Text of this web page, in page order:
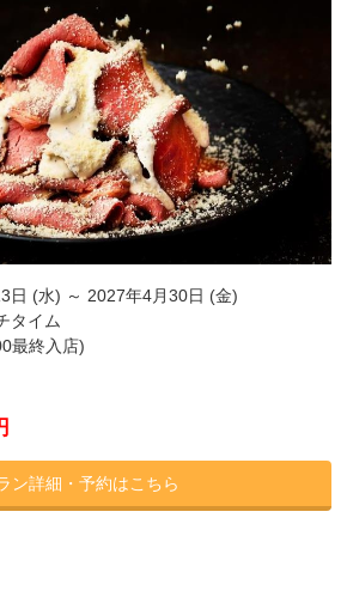
日 (水) ～ 2027年4月30日 (金)
タイム
最終入店)
ン詳細・予約はこちら